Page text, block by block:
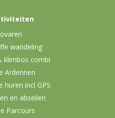
wandeling
klimbos combi
Ardennen
huren incl GPS
en abseilen
Parcours